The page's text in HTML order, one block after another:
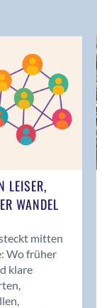
LEISER,
WANDEL
mitten
Wo früher
klare